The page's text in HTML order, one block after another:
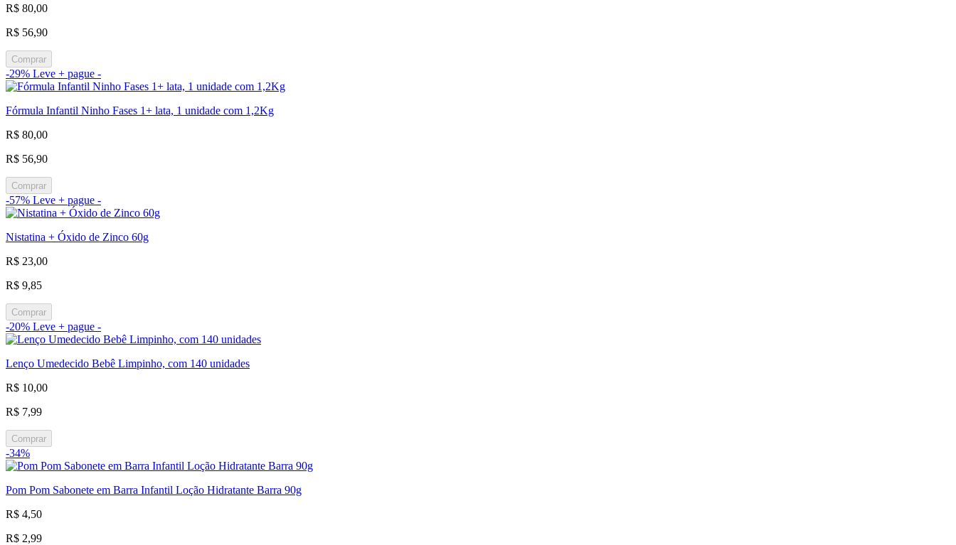
R$ 80,00
R$ 56,90
Comprar
-29% Leve + pague -
Fórmula Infantil Ninho Fases 1+ lata, 1 unidade com 1,2Kg
R$ 80,00
R$ 56,90
Comprar
-57% Leve + pague -
Nistatina + Óxido de Zinco 60g
R$ 23,00
R$ 9,85
Comprar
-20% Leve + pague -
Lenço Umedecido Bebê Limpinho, com 140 unidades
R$ 10,00
R$ 7,99
Comprar
-34%
Pom Pom Sabonete em Barra Infantil Loção Hidratante Barra 90g
R$ 4,50
R$ 2,99